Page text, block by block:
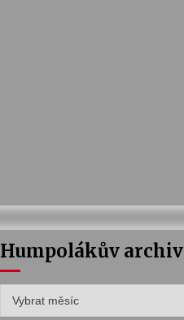
Humpolákův archiv
archiv